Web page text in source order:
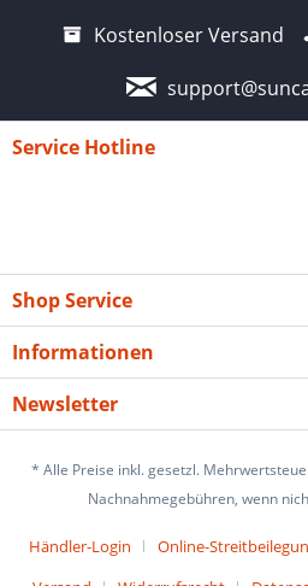
Kostenloser Versand
Service Hotline
Shop Service
Informationen
Newsletter
* Alle Preise inkl. gesetzl.
Nachnahmegebühren, wenn
Händler-Login Online-